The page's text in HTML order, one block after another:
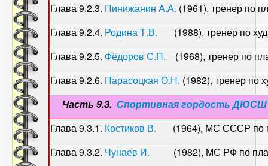
Глава 9.2.3. Пинижанин А.А. (1961), тренер
Глава 9.2.4. Родина Т.В. (1988), тренер по
Глава 9.2.5. Фёдоров С.П. (1968), тренер по
Глава 9.2.6. Парасоцкая О.Н. (1982), тренер по
Часть 9.3. Спортивная гордость ДЮСШ
Глава 9.3.1. Костиков В. (1964), МС СССР по
Глава 9.3.2. Чунаев И. (1982), МС РФ по